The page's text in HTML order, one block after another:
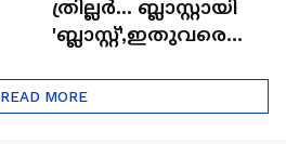
ത്രില്ലർ... ബ്ലാസ്റ്റായി
'ബ്ലാസ്റ്റ്',ഇതുവരെയു
റിപ്പോർട്ട് പുറത്ത് |
Blast
READ MORE